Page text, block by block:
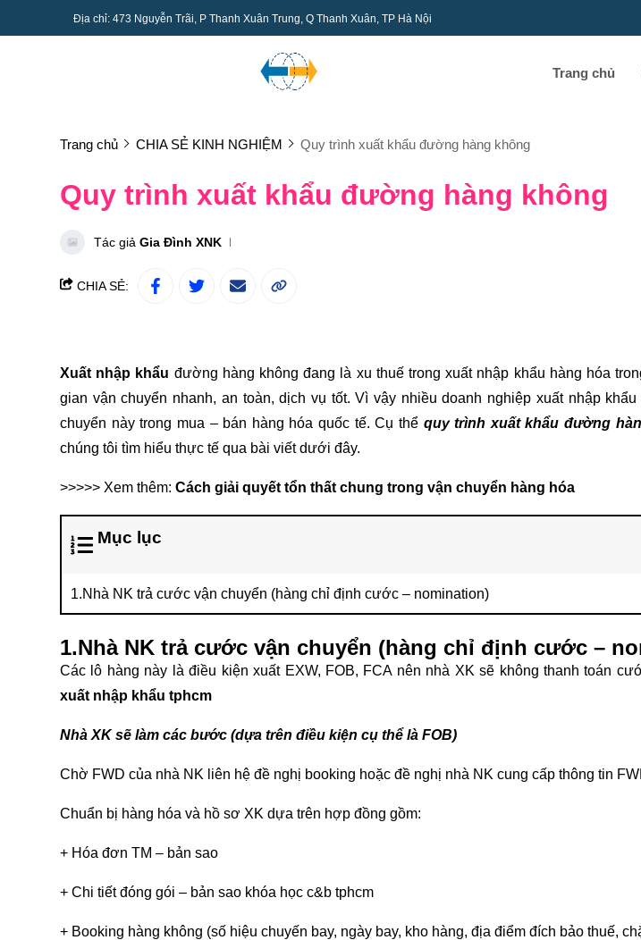
Địa chỉ: 473 Nguyễn Trãi, P Thanh Xuân Trung, Q Thanh Xuân, TP Hà Nội
Trang chủ
Trang chủ CHIA SẺ KINH NGHIỆM Quy trình xuất khẩu đường hàng không
Quy trình xuất khẩu đường hàng không
Tác giả Gia Đình XNK
CHIA SẺ:
Xuất nhập khẩu đường hàng không đang là xu thuế trong xuất nhập khẩu hàng hóa
gian vận chuyển nhanh, an toàn, dịch vụ tốt. Vì vậy nhiều doanh nghiệp xuất nhập
chuyển này trong mua – bán hàng hóa quốc tế. Cụ thể quy trình xuất khẩu đường
chúng tôi tìm hiểu thực tế qua bài viết dưới đây.
>>>>> Xem thêm: Cách giải quyết tổn thất chung trong vận chuyển hàng hóa
Mục lục
1.Nhà NK trả cước vận chuyển (hàng chỉ định cước – nomination)
1.Nhà NK trả cước vận chuyển (hàng chỉ định cước –
Các lô hàng này là điều kiện xuất EXW, FOB, FCA nên nhà XK sẽ không thanh toán
xuất nhập khẩu tphcm
Nhà XK sẽ làm các bước (dựa trên điều kiện cụ thể là FOB)
Chờ FWD của nhà NK liên hệ đề nghị booking hoặc đề nghị nhà NK cung cấp thông tin
Chuẩn bị hàng hóa và hồ sơ XK dựa trên hợp đồng gồm:
+ Hóa đơn TM – bản sao
+ Chi tiết đóng gói – bản sao khóa học c&b tphcm
+ Booking hàng không (số hiệu chuyến bay, ngày bay, kho hàng, địa điểm đích bảo thuế,